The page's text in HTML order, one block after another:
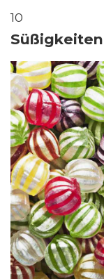
10
Süßigkeiten